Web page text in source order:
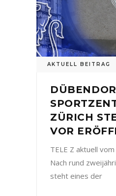
AKTUELL BEITRAG
ZÜRICH
VOR
TELE Z aktuell
Nach rund
steht eines der